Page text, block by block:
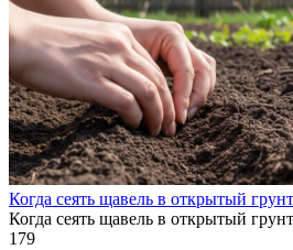
Когда сеять щавель в открытый
Когда сеять щавель в открытый
179